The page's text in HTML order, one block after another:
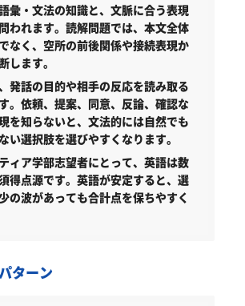
彙・文法の知識と、文脈に合う表現
われます。読解問題では、本文全体
なく、空所の前後関係や接続表現か
します。
発話の目的や相手の反応を読み取る
。依頼、提案、同意、反論、確認な
を知らないと、文法的には自然でも
い選択肢を選びやすくなります。
ィア学部志望者にとって、英語は数
得点源です。英語が安定すると、選
の波があっても合計点を保ちやすく
ターン